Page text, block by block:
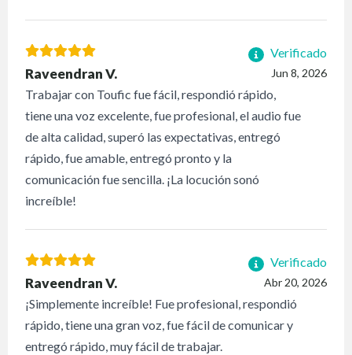
Verificado
Jun 8, 2026
Raveendran V.
Trabajar con Toufic fue fácil, respondió rápido,
tiene una voz excelente, fue profesional, el audio fue
de alta calidad, superó las expectativas, entregó
rápido, fue amable, entregó pronto y la
comunicación fue sencilla. ¡La locución sonó
increíble!
Verificado
Abr 20, 2026
Raveendran V.
¡Simplemente increíble! Fue profesional, respondió
rápido, tiene una gran voz, fue fácil de comunicar y
entregó rápido, muy fácil de trabajar.